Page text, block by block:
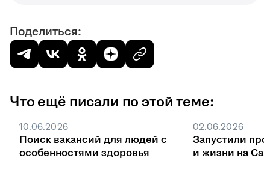
Поделиться:
Что ещё писали по этой теме:
10.06.2026
Поиск вакансий для людей с
особенностями здоровья
02.06.2026
Запустили
и жизни на